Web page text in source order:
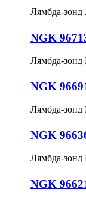
Лямбда-
NGK
Лямбда-зонд
NGK
Лямбда-зонд
NGK
Лямбда-зонд
NGK